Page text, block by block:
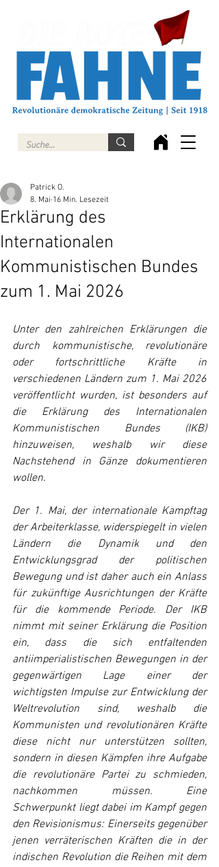
Erklärung des
Internationalen
Kommunistischen Bundes
zum 1. Mai 2026
Patrick O.
8. Mai 16 Min. Lesezeit
Unter den zahlreichen Erklärungen die
durch kommunistische, revolutionäre
oder fortschrittliche Kräfte in
verschiedenen Ländern zum 1. Mai 2026
veröffentlicht wurden, ist besonders auf
die Erklärung des Internationalen
Kommunistischen Bundes (IKB)
hinzuweisen, weshalb wir diese
Nachstehend in Gänze dokumentieren
wollen.
Der 1. Mai, der internationale Kampftag
der Arbeiterklasse, widerspiegelt in vielen
Ländern die Dynamik und den
Entwicklungsgrad der politischen
Bewegung und ist daher auch ein Anlass
für zukünftige Ausrichtungen der Kräfte
für die kommende Periode. Der IKB
nimmt mit seiner Erklärung die Position
ein, dass die sich entfaltenden
antiimperialistischen Bewegungen in der
gegenwärtigen Lage einer der
wichtigsten Impulse zur Entwicklung der
Weltrevolution sind, weshalb die
Kommunisten und revolutionären Kräfte
diese nicht nur unterstützen sollten,
sondern in diesen Kämpfen ihre Aufgabe
die revolutionäre Partei zu schmieden,
nachkommen müssen. Eine
Schwerpunkt liegt dabei im Kampf gegen
den Revisionismus: Einerseits gegenüber
jenen verräterischen Kräften die in der
indischen Revolution die Reihen mit dem